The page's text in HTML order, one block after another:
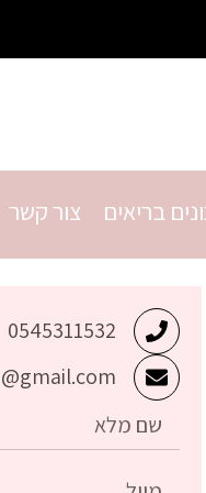
בריאים צור קשר
0545311532